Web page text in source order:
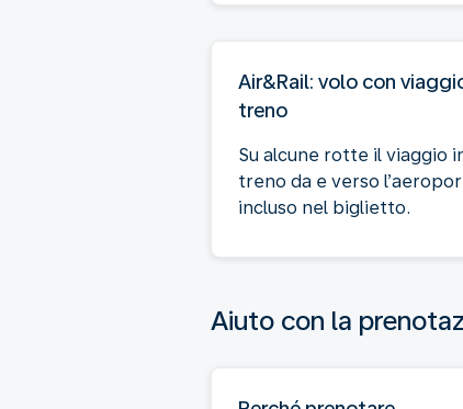
Air&Rail: volo con
treno
Su alcune rotte il viaggio
treno da e verso
incluso nel biglietto.
Aiuto con la